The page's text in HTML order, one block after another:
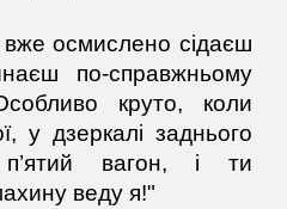
осмислено сідаєш
по-справжньому
круто, коли
у дзеркалі заднього
п’ятий вагон, і ти
веду я!"